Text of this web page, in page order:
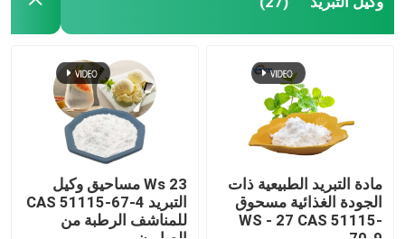
مادة التبريد الطبيعية ذات
الجودة الغذائية مسحوق
WS - 27 CAS 51115-
Ws 23 مساحيق وكيل
التبريد CAS 51115-67-4
للمناشف الرطبة من